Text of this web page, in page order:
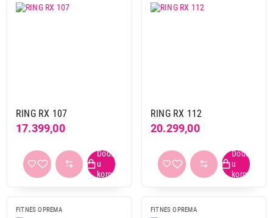
RING RX 107
17.399,00
RING RX 112
20.299,00
FITNES OPREMA FITNES OPREMA